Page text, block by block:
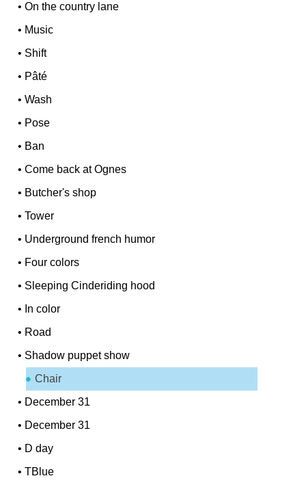
•On the country lane
• Music
• Shift
• Pâté
•Wash
• Pose
• Ban
•Come back at Ognes
• Butcher's shop
•Tower
• Underground french humor
• Four colors
• Sleeping Cinderiding hood
• In color
• Road
• Shadow puppet show
Chair
• December 31
• December 31
• D day
•TBlue